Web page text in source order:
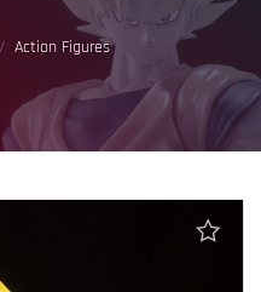
/ Action Figures
Aggiungi alla lista dei desideri